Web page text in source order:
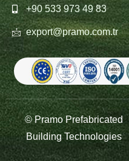
+90 533 973 49 83
export@pramo.com.tr
© Pramo Prefabricated
Building Technologies